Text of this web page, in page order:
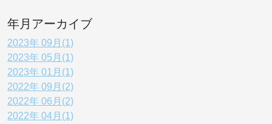
年月アーカイブ
2023年 09月(1)
2023年 05月(1)
2023年 01月(1)
2022年 09月(2)
2022年 06月(2)
2022年 04月(1)